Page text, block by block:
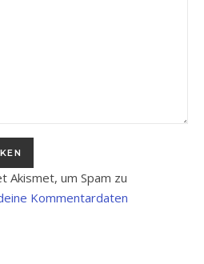
Akismet, um Spam zu
Kommentardaten